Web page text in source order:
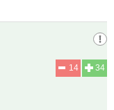
34
14